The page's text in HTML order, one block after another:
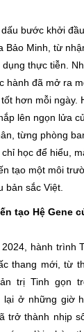
bước khởi
Bảo Minh, từ
thực tiễn.
hành đã mở ra
hơn mỗi ngày.
lên ngọn lửa
từng phòng
học để hiểu,
tạo một môi
bản sắc Việt.
tạo Hệ Gene
hành trình
thang mới, từ
trị Tinh gọn
lại ở những giờ
trở thành nhịp